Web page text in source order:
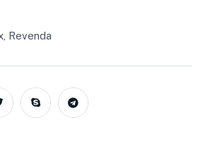
Revenda